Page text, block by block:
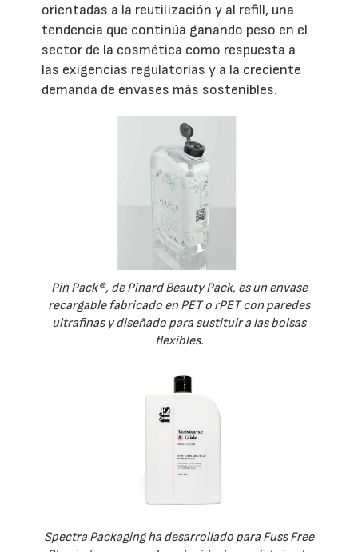
orientadas a la reutilización y al refill, una
tendencia que continúa ganando peso en el
sector de la cosmética como respuesta a
las exigencias regulatorias y a la creciente
demanda de envases más sostenibles.
Pin Pack®, de Pinard Beauty Pack, es un envase
recargable fabricado en PET o rPET con paredes
ultrafinas y diseñado para sustituir a las bolsas
flexibles.
Spectra Packaging ha desarrollado para Fuss Free